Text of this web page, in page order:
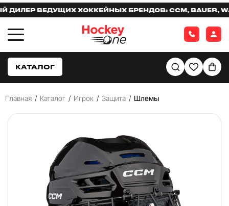
ВЕДУЩИХ ХОККЕЙНЫХ БРЕНДОВ: CCM, BAUER,
КАТАЛОГ
Главная / Каталог / Игрок / Защита / Шлемы